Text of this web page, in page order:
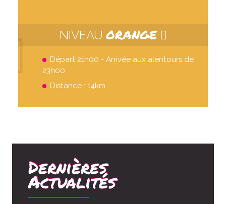
NIVEAU ORANGE
Départ 21h00 - Arrivée aux alentours de
23h00
Distance : 14km
Dernières
Actualités